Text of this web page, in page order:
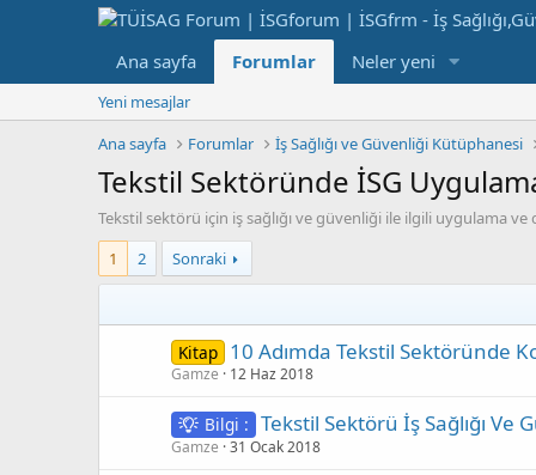
Ana sayfa Forumlar Neler yeni
Yeni mesajlar
Ana sayfa
Forumlar İş Sağlığı ve Güvenliği Kütüphanesi
Tekstil Sektöründe İSG
Tekstil sektörü için iş sağlığı ve güvenliği ile ilgili uygulama
1
2 Sonraki
Kitap 10 Adımda Tekstil Sektöründe
Gamze 12 Haz 2018
Bilgi : Tekstil Sektörü İş Sağlığı
Gamze 31 Ocak 2018